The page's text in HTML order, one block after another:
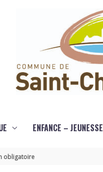
ENFANCE – JEUNESSE
obligatoire